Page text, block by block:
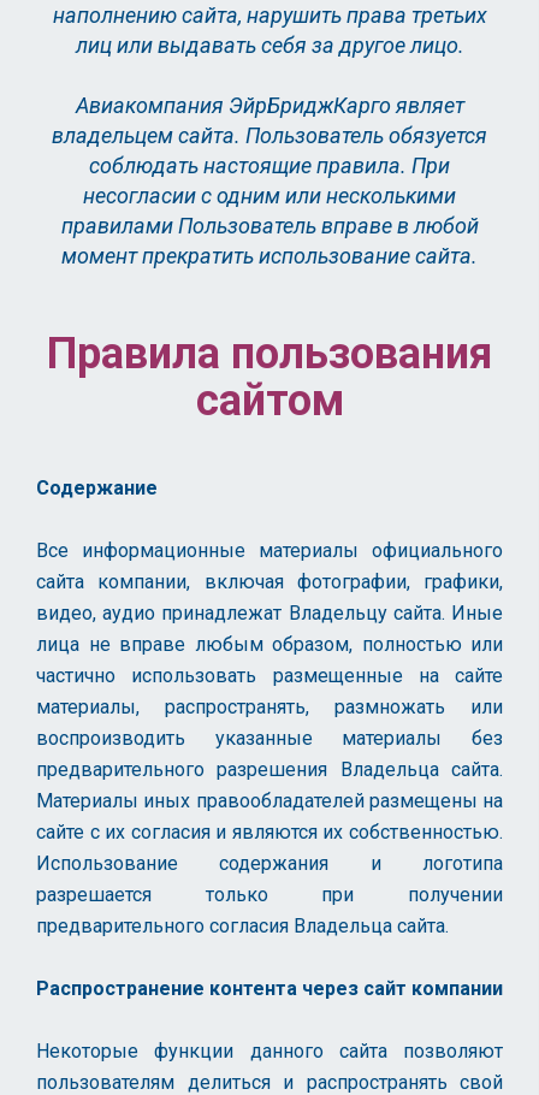
наполнению сайта, нарушить права третьих
лиц или выдавать себя за другое лицо.
Авиакомпания ЭйрБриджКарго являет
владельцем сайта. Пользователь обязуется
соблюдать настоящие правила. При
несогласии с одним или несколькими
правилами Пользователь вправе в любой
момент прекратить использование сайта.
Правила пользования
сайтом
Содержание
Все информационные материалы официального
сайта компании, включая фотографии, графики,
видео, аудио принадлежат Владельцу сайта. Иные
лица не вправе любым образом, полностью или
частично использовать размещенные на сайте
материалы, распространять, размножать или
воспроизводить указанные материалы без
предварительного разрешения Владельца сайта.
Материалы иных правообладателей размещены на
сайте с их согласия и являются их собственностью.
Использование содержания и логотипа
разрешается только при получении
предварительного согласия Владельца сайта.
Распространение контента через сайт компании
Некоторые функции данного сайта позволяют
пользователям делиться и распространять свой